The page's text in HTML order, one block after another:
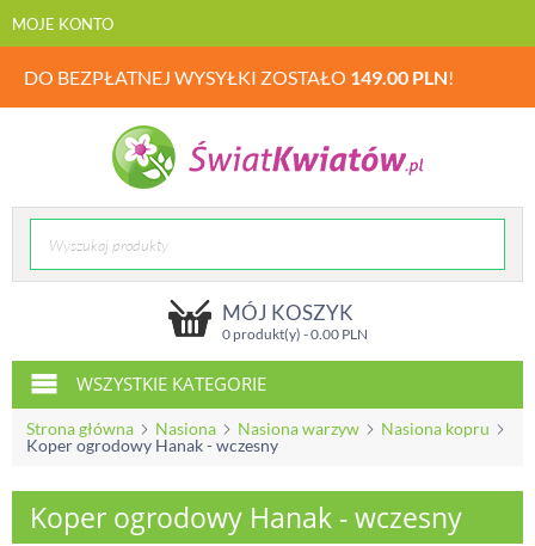
MOJE KONTO
DO BEZPŁATNEJ WYSYŁKI ZOSTAŁO 149.00 PLN!
MÓJ KOSZYK
0 produkt(y) -0.00PLN
WSZYSTKIE KATEGORIE
Strona główna Nasiona Nasiona warzyw
Nasiona kopru
Koper ogrodowy Hanak - wczesny
Koper ogrodowy Hanak - wczesny